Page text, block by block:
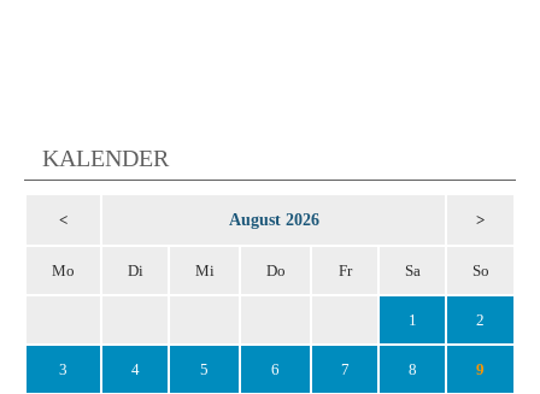
KALENDER
< August 2026 >
Mo Di Mi Do Fr Sa So
1 2
3 4 5 6 7 8 9